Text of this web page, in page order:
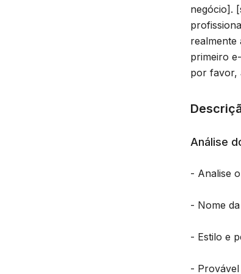
negócio].
realmente
primeiro
por favor,
Análise
- Analise
- Nome
- Estilo e
-